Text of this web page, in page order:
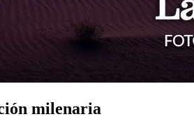
milenaria